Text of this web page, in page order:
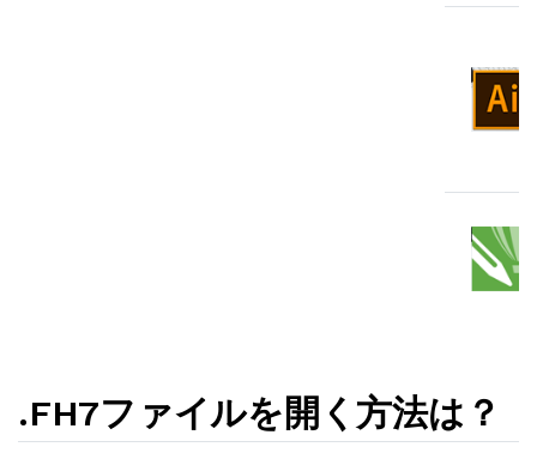
.FH7ファイルを開く方法は？